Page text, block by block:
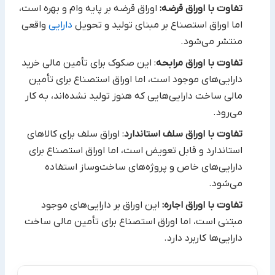
تفاوت با اوراق قرضه: اوراق قرضه بر پایه وام و بهره است،
اما اوراق استصناع بر مبنای تولید و تحویل دارایی واقعی
منتشر ‏می‌شود.‏
تفاوت با اوراق مرابحه: این صکوک برای تأمین مالی خرید
دارایی‌های موجود است، اما اوراق استصناع برای تأمین
مالی ساخت ‏دارایی‌هایی که هنوز تولید نشده‌اند، به کار
می‌رود.‏
تفاوت با اوراق سلف استاندارد: اوراق سلف برای کالاهای
استاندارد و قابل تعویض است، اما اوراق استصناع برای
دارایی‌های ‏خاص و پروژه‌های ساخت‌وساز استفاده
می‌شود.‏
تفاوت با اوراق اجاره: این اوراق بر دارایی‌های موجود
مبتنی است، اما اوراق استصناع برای تأمین مالی ساخت
دارایی‌ها کاربرد ‏دارد. ‏